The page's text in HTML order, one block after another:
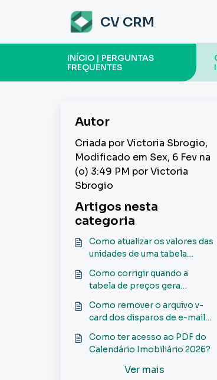
CV CRM
INÍCIO | PERGUNTAS
FREQUENTES
Autor
Criada por Victoria Sbrogio,
Modificado em Sex, 6 Fev na
(o) 3:49 PM por Victoria
Sbrogio
Artigos nesta
categoria
Como atualizar os valores das
unidades de uma tabela
em porcentagem?
Como corrigir quando a
tabela de preços gera
Como remover o arquivo v-
card dos disparos de e-mails
Como ter acesso ao PDF do
Calendário Imobiliário 2026?
Ver mais